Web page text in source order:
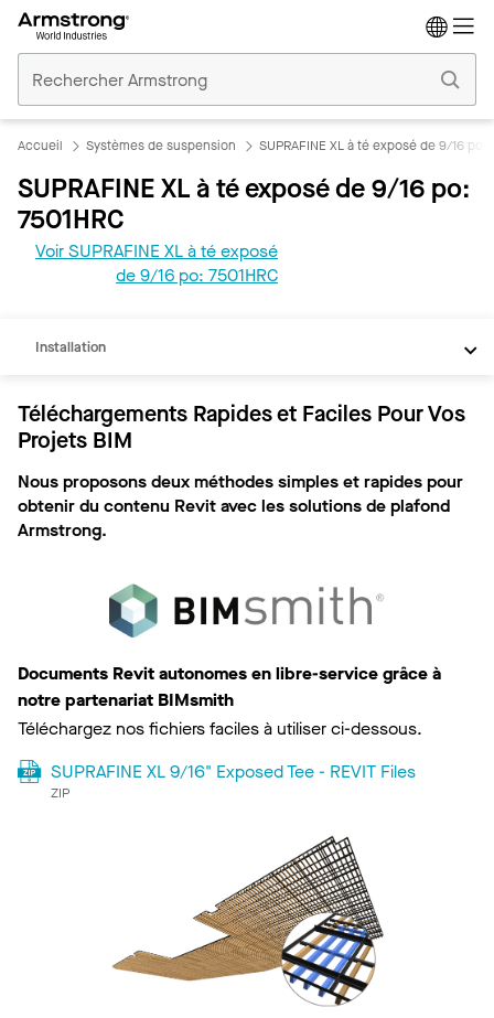
Plafonds
Commerciaux
Accueil Systèmes de suspension SUPRAFINE XL à té exposé de 9/16 po
SUPRAFINE XL à té exposé de 9/16 po:
7501HRC
Voir SUPRAFINE XL à té exposé
de 9/16 po: 7501HRC
Installation
Téléchargements Rapides et Faciles Pour Vos
Projets BIM
Nous proposons deux méthodes simples et rapides pour
obtenir du contenu Revit avec les solutions de plafond
Armstrong.
Documents Revit autonomes en libre-service grâce à
notre partenariat BIMsmith
Téléchargez nos fichiers faciles à utiliser ci-dessous.
SUPRAFINE XL 9/16" Exposed Tee - REVIT Files
ZIP